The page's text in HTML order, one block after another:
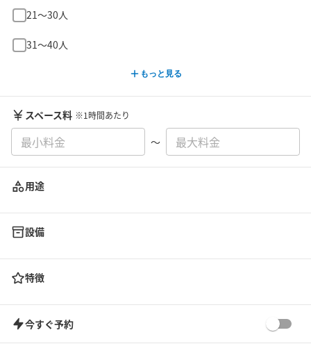
21〜30人
31〜40人
もっと見る
スペース料 ※1時間あたり
〜
用途
設備
特徴
今すぐ予約